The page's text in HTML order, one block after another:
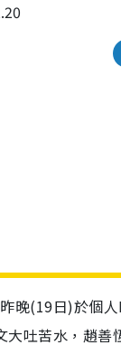
晚(19日)於個
大吐苦水，趙善